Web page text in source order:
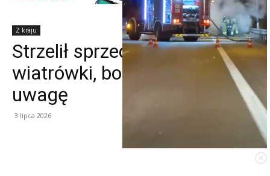
Z kraju
Strzelił sprzedawcy w twarz z
wiatrówki, bo zwrócił mu
uwagę
3 lipca 2026